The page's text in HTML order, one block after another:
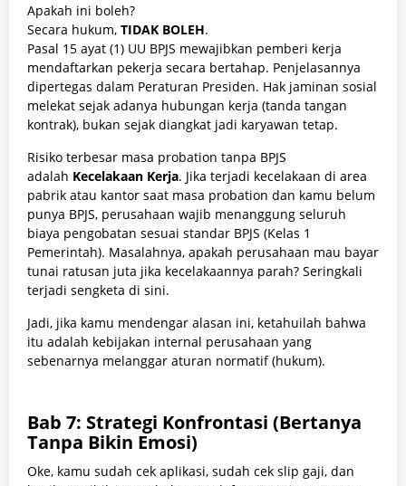
Apakah ini boleh?
Secara hukum, TIDAK BOLEH.
Pasal 15 ayat (1) UU BPJS mewajibkan pemberi kerja
mendaftarkan pekerja secara bertahap. Penjelasannya
dipertegas dalam Peraturan Presiden. Hak jaminan sosial
melekat sejak adanya hubungan kerja (tanda tangan
kontrak), bukan sejak diangkat jadi karyawan tetap.
Risiko terbesar masa probation tanpa BPJS
adalah Kecelakaan Kerja. Jika terjadi kecelakaan di area
pabrik atau kantor saat masa probation dan kamu belum
punya BPJS, perusahaan wajib menanggung seluruh
biaya pengobatan sesuai standar BPJS (Kelas 1
Pemerintah). Masalahnya, apakah perusahaan mau bayar
tunai ratusan juta jika kecelakaannya parah? Seringkali
terjadi sengketa di sini.
Jadi, jika kamu mendengar alasan ini, ketahuilah bahwa
itu adalah kebijakan internal perusahaan yang
sebenarnya melanggar aturan normatif (hukum).
Bab 7: Strategi Konfrontasi (Bertanya
Tanpa Bikin Emosi)
Oke, kamu sudah cek aplikasi, sudah cek slip gaji, dan